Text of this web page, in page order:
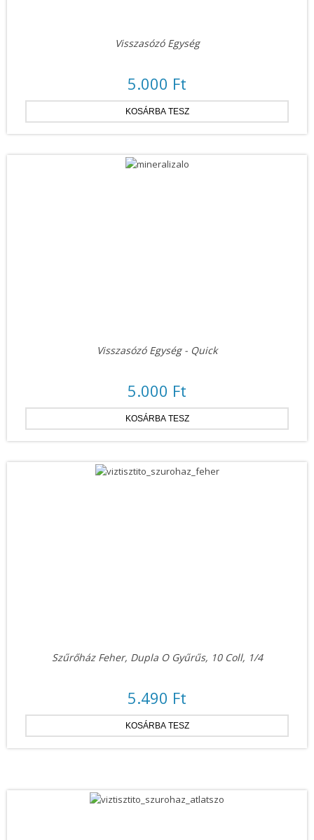
Visszasózó Egység
5.000 Ft
Visszasózó Egység - Quick
5.000 Ft
Szűrőház Feher, Dupla O Gyűrűs, 10 Coll, 1/4
5.490 Ft